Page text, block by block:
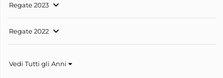
Regate 2023
Regate 2022
Vedi Tutti gli Anni